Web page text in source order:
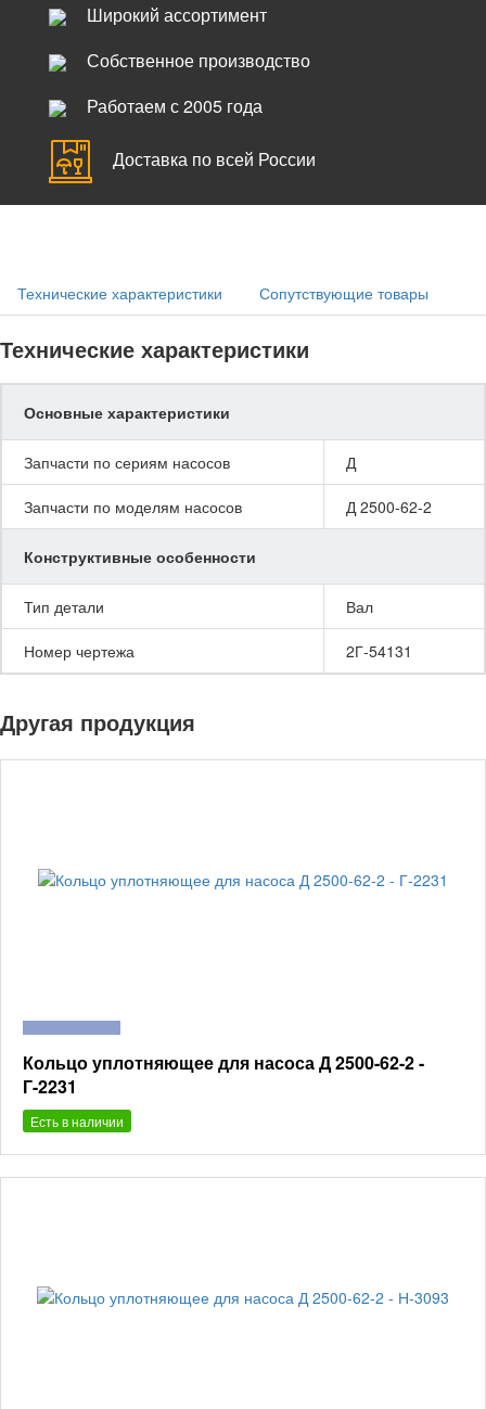
Широкий ассортимент
Собственное производство
Работаем с 2005 года
Доставка по всей России
Технические характеристики Сопутствующие товары
Технические характеристики
Основные характеристики
Запчасти по сериям насосов Д
Запчасти по моделям насосов Д 2500-62-2
Конструктивные особенности
Тип детали Вал
Номер чертежа 2Г-54131
Другая продукция
Кольцо уплотняющее для насоса Д 2500-62-2 -
Г-2231
Есть в наличии